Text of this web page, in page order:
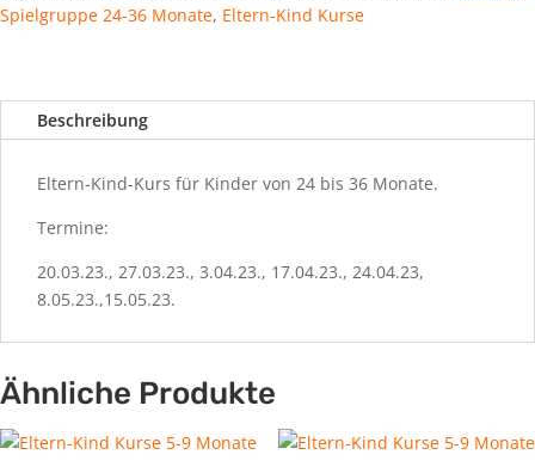
Spielgruppe 24-36 Monate, Eltern-Kind Kurse
Beschreibung
Eltern-Kind-Kurs für Kinder von 24 bis 36 Monate.
Termine:
20.03.23., 27.03.23., 3.04.23., 17.04.23., 24.04.23,
8.05.23.,15.05.23.
Ähnliche Produkte